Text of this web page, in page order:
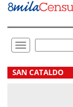
Vai
direttamente
Toggle
navigation
.
SAN CATALDO